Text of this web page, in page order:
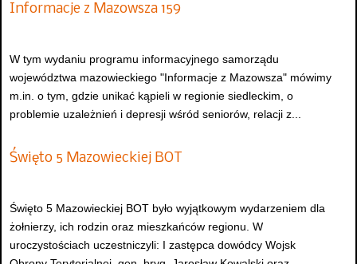
Informacje z Mazowsza 159
W tym wydaniu programu informacyjnego samorządu
województwa mazowieckiego "Informacje z Mazowsza" mówimy
m.in. o tym, gdzie unikać kąpieli w regionie siedleckim, o
problemie uzależnień i depresji wśród seniorów, relacji z...
Święto 5 Mazowieckiej BOT
Święto 5 Mazowieckiej BOT było wyjątkowym wydarzeniem dla
żołnierzy, ich rodzin oraz mieszkańców regionu. W
uroczystościach uczestniczyli: I zastępca dowódcy Wojsk